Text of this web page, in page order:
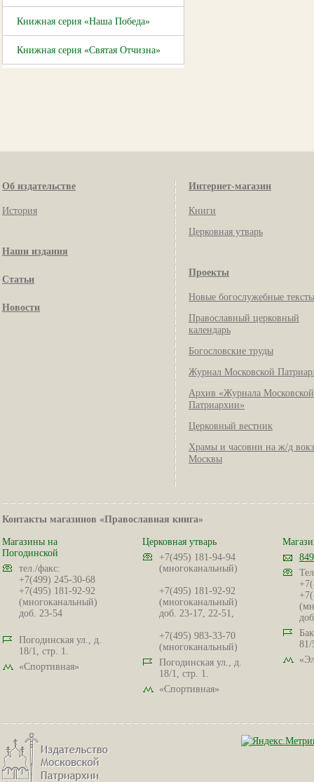
Книжная серия «Наша Победа»
Книжная серия «Святая Отчизна»
Об издательстве
История
Наши издания
Статьи
Новости
Интернет-магазин
Книги
Церковная утварь
Проекты
Новые богослужебные тексты
Православный церковный
календарь
Богословские труды
Журнал Московской
Архив «Журнала Московской
Патриархии»
Церковный вестник
Храмы и часовни на ж/д
Москвы
Контакты магазинов «Православная книга»
Магазины на
Погодинской
тел./факс:
+7(499) 245-30-68
+7(495) 181-92-92
(многоканальный)
доб. 23-54
Погодинская ул., д.
18/1, стр. 1.
«Спортивная»
Церковная утварь
+7(495) 181-94-94
(многоканальный)
+7(495) 181-92-92
(многоканальный)
доб. 23-17, 22-51,
+7(495) 983-33-70
(многоканальный)
Погодинская ул., д.
18/1, стр. 1.
«Спортивная»
81/